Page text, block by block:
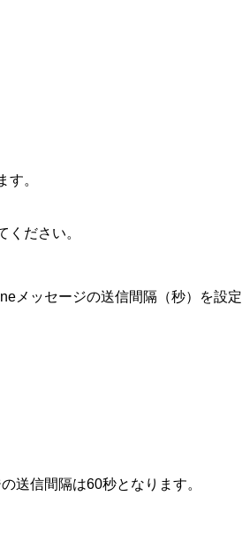
す。
ください。
メッセージの送信間隔（秒）を設定
送信間隔は60秒となります。